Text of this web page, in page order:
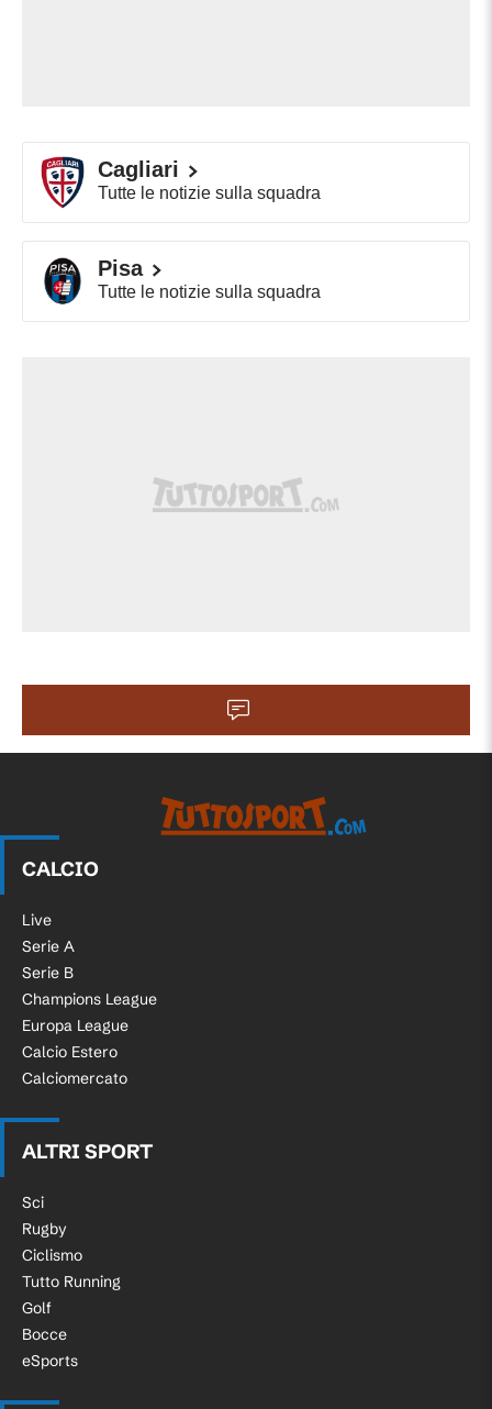
Cagliari
Tutte le notizie sulla squadra
Pisa
Tutte le notizie sulla squadra
CALCIO
Live
Serie A
Serie B
Champions League
Europa League
Calcio Estero
Calciomercato
ALTRI SPORT
Sci
Rugby
Ciclismo
Tutto Running
Golf
Bocce
eSports